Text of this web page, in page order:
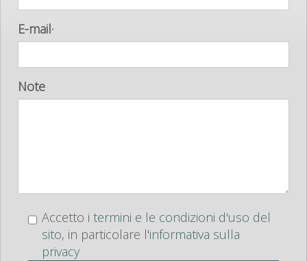
E-mail·
Note
Accetto i termini e le condizioni d'uso del
sito, in particolare l'informativa sulla
privacy